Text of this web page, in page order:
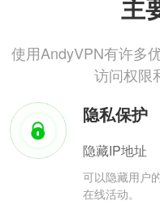
主
使用AndyVPN有许多
访问权限
隐私保护
隐藏IP地址
可以隐藏用户
在线活动。